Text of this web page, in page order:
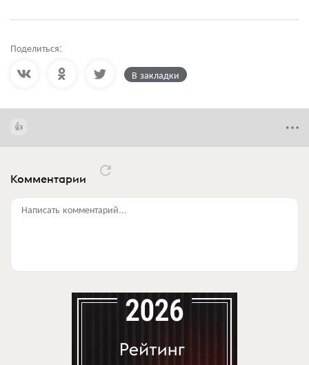
Поделиться:
В закладки
Комментарии
Написать комментарий...